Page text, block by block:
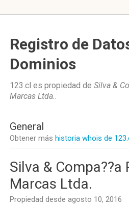
Registro de
Dominios
123.cl es propiedad de Silva &
Marcas Ltda..
General
Obtener más historia whois de
Silva & Compa??a
Marcas Ltda.
Propiedad desde agosto 10, 2016